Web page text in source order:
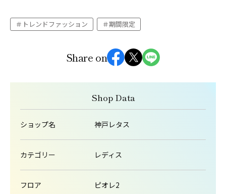
トレンドファッション 期間限定
Share on
Shop Data
ショップ名 神戸レタス
カテゴリー レディス
フロア ピオレ2